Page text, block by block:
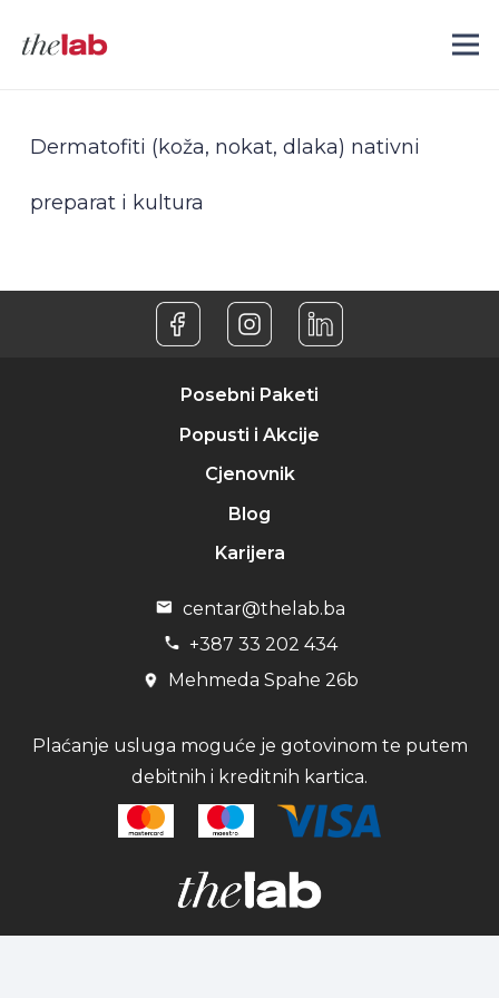
Dermatofiti (koža, nokat, dlaka) nativni
preparat i kultura
Posebni Paketi
Popusti i Akcije
Cjenovnik
Blog
Karijera
centar@thelab.ba
+387 33 202 434
Mehmeda Spahe 26b
Plaćanje usluga moguće je gotovinom te putem
debitnih i kreditnih kartica.